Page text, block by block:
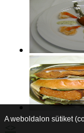
< >
A weboldalon sütiket